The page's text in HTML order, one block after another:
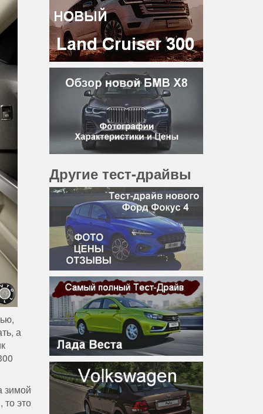
а
зимой
то это
Другие тест-драйвы